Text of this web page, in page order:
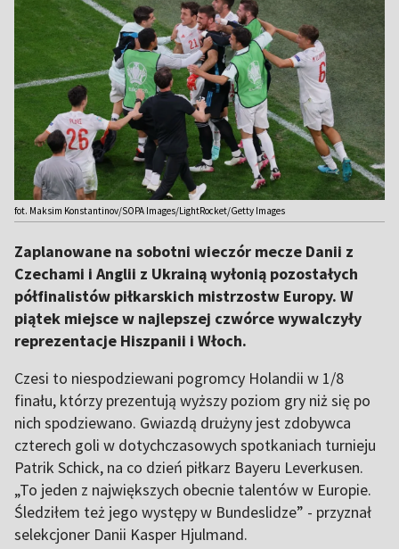
fot. Maksim Konstantinov/SOPA Images/LightRocket/Getty Images
Zaplanowane na sobotni wieczór mecze Danii z
Czechami i Anglii z Ukrainą wyłonią pozostałych
półfinalistów piłkarskich mistrzostw Europy. W
piątek miejsce w najlepszej czwórce wywalczyły
reprezentacje Hiszpanii i Włoch.
Czesi to niespodziewani pogromcy Holandii w 1/8
finału, którzy prezentują wyższy poziom gry niż się po
nich spodziewano. Gwiazdą drużyny jest zdobywca
czterech goli w dotychczasowych spotkaniach turnieju
Patrik Schick, na co dzień piłkarz Bayeru Leverkusen.
„To jeden z największych obecnie talentów w Europie.
Śledziłem też jego występy w Bundeslidze” - przyznał
selekcjoner Danii Kasper Hjulmand.